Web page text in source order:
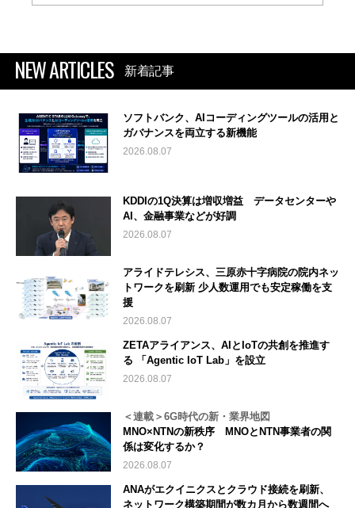
NEW ARTICLES 新着記事
ソフトバンク、AIコーディングツールの活用と
ガバナンスを両立する新機能
2026.08.07
KDDIの1Q決算は増収増益 データセンターや
AI、金融事業などが好調
2026.08.07
アライドテレシス、三原赤十字病院の院内ネッ
トワークを刷新 少人数運用でも安定稼働を支
援
2026.08.07
ZETAアライアンス、AIとIoTの共創を推進す
る 「Agentic IoT Lab」を設立
2026.08.07
＜連載＞6G時代の新・業界地図
MNO×NTNの新秩序 MNOとNTN事業者の関
係は変化するか？
2026.08.07
ANAがエクイニクスとクラウド接続を刷新、
ネットワーク構築期間が数カ月から数週間へ